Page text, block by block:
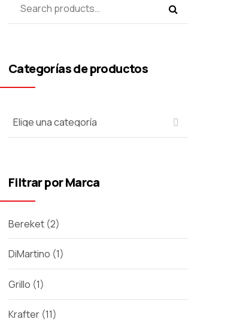
Categorías de productos
Filtrar por Marca
Bereket (2)
DiMartino (1)
Grillo (1)
Krafter (11)